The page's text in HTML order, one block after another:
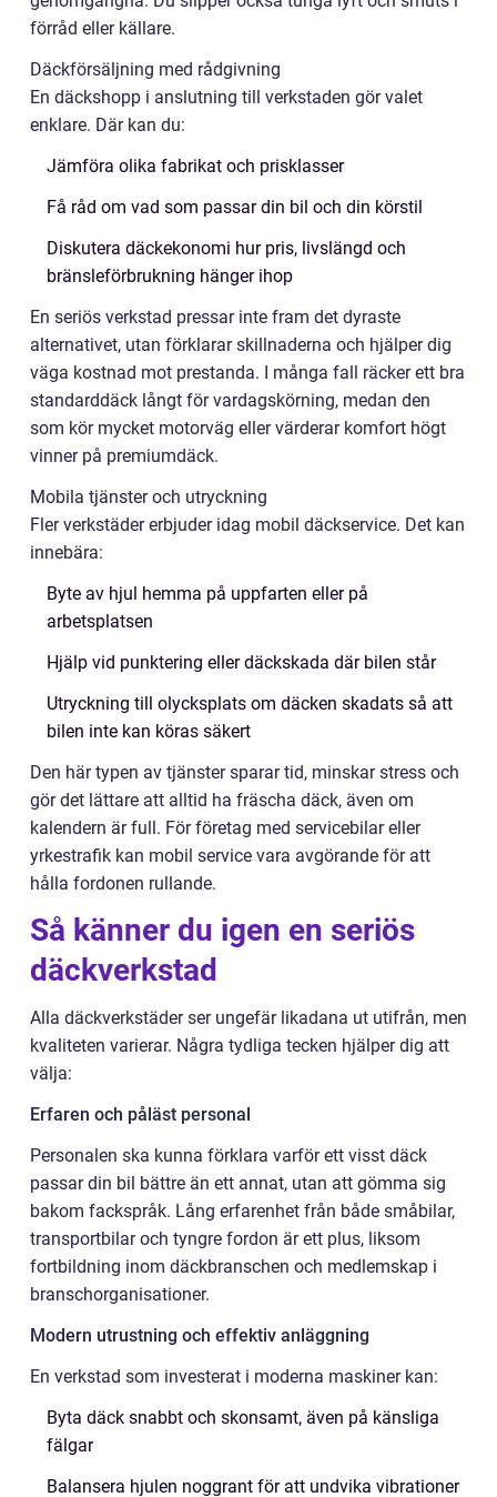
förråd eller källare.
Däckförsäljning med rådgivning
En däckshopp i anslutning till verkstaden gör valet
enklare. Där kan du:
Jämföra olika fabrikat och prisklasser
Få råd om vad som passar din bil och din körstil
Diskutera däckekonomi hur pris, livslängd och
bränsleförbrukning hänger ihop
En seriös verkstad pressar inte fram det dyraste
alternativet, utan förklarar skillnaderna och hjälper dig
väga kostnad mot prestanda. I många fall räcker ett bra
standarddäck långt för vardagskörning, medan den
som kör mycket motorväg eller värderar komfort högt
vinner på premiumdäck.
Mobila tjänster och utryckning
Fler verkstäder erbjuder idag mobil däckservice. Det kan
innebära:
Byte av hjul hemma på uppfarten eller på
arbetsplatsen
Hjälp vid punktering eller däckskada där bilen står
Utryckning till olycksplats om däcken skadats så att
bilen inte kan köras säkert
Den här typen av tjänster sparar tid, minskar stress och
gör det lättare att alltid ha fräscha däck, även om
kalendern är full. För företag med servicebilar eller
yrkestrafik kan mobil service vara avgörande för att
hålla fordonen rullande.
Så känner du igen en seriös
däckverkstad
Alla däckverkstäder ser ungefär likadana ut utifrån, men
kvaliteten varierar. Några tydliga tecken hjälper dig att
välja:
Erfaren och påläst personal
Personalen ska kunna förklara varför ett visst däck
passar din bil bättre än ett annat, utan att gömma sig
bakom fackspråk. Lång erfarenhet från både småbilar,
transportbilar och tyngre fordon är ett plus, liksom
fortbildning inom däckbranschen och medlemskap i
branschorganisationer.
Modern utrustning och effektiv anläggning
En verkstad som investerat i moderna maskiner kan:
Byta däck snabbt och skonsamt, även på känsliga
fälgar
Balansera hjulen noggrant för att undvika vibrationer